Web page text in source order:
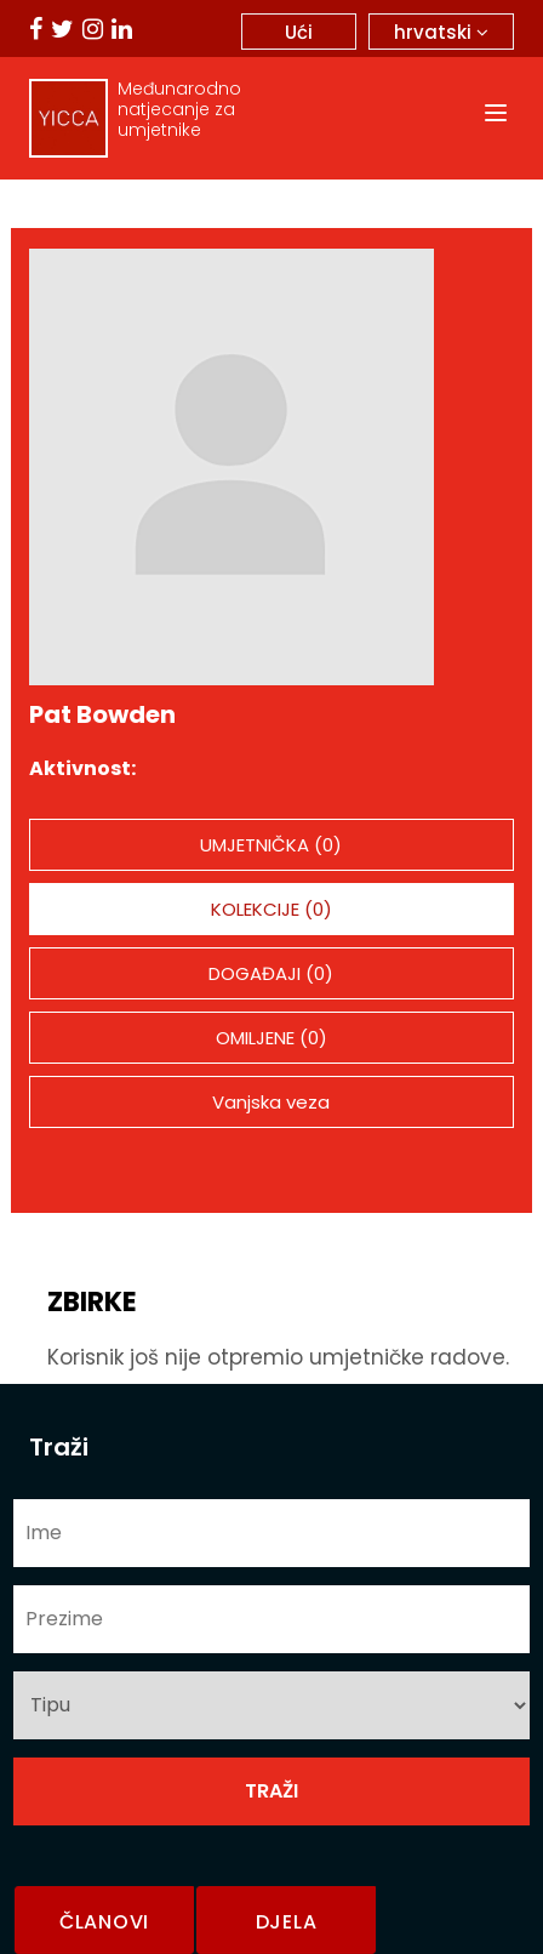
hrvatski
Ući
Međunarodno
natjecanje za
umjetnike
Traži
ČLANOVI DJELA
Pat Bowden
Aktivnost:
UMJETNIČKA (0)
KOLEKCIJE (0)
DOGAĐAJI (0)
OMILJENE (0)
Vanjska veza
ZBIRKE
Korisnik još nije otpremio umjetničke radove.